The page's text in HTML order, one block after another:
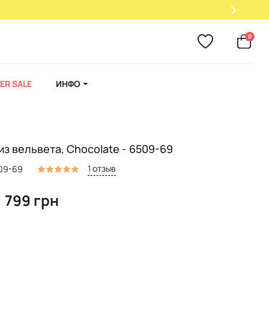
0
SALE ИНФО
вельвета, Chocolate - 6509-69
69 1 отзыв
799 грн